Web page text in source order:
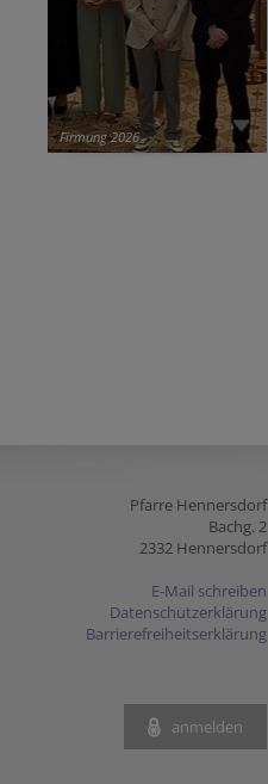
Firmung 2026
Pfarre Hennersdorf
Bachg. 2
2332 Hennersdorf
E-Mail schreiben
Datenschutzerklärung
Barrierefreiheitserklärung
anmelden